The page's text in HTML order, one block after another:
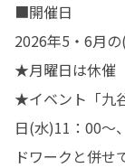
■開催日
2026年5・6月
★月曜日は休催
★イベント「九
日(水)11：00～
ドワークと併せ